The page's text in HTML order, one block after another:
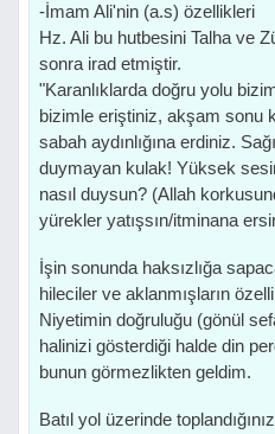
-İmam Ali'nin (a.s) özellikleri
Hz. Ali bu hutbesini Talha ve
sonra irad etmiştir.
"Karanlıklarda doğru yolu
bizimle eriştiniz, akşam sonu
sabah aydınlığına erdiniz.
duymayan kulak! Yüksek sesin
nasıl duysun? (Allah
yürekler yatışsın/itminana
İşin sonunda haksızlığa
hileciler ve aklanmışların
Niyetimin doğruluğu (gönül
halinizi gösterdiği halde din
bunun görmezlikten geldim.
Batıl yol üzerinde